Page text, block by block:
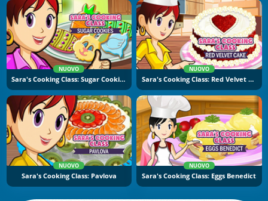
NUOVO
Sara's Cooking Class: Sugar Cookies
NUOVO
Sara's Cooking Class: Red Velvet Cake
NUOVO
Sara's Cooking Class: Pavlova
NUOVO
Sara's Cooking Class: Eggs Benedict